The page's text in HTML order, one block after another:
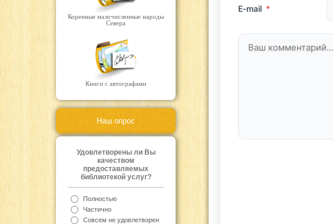
Коренные малочисленные народы
Севера
Книги с автографами
Наш опрос
Удовлетворены ли Вы
качеством
предоставляемых
библиотекой услуг?
Полностью
Частично
Совсем не удовлетворен
E-mail *